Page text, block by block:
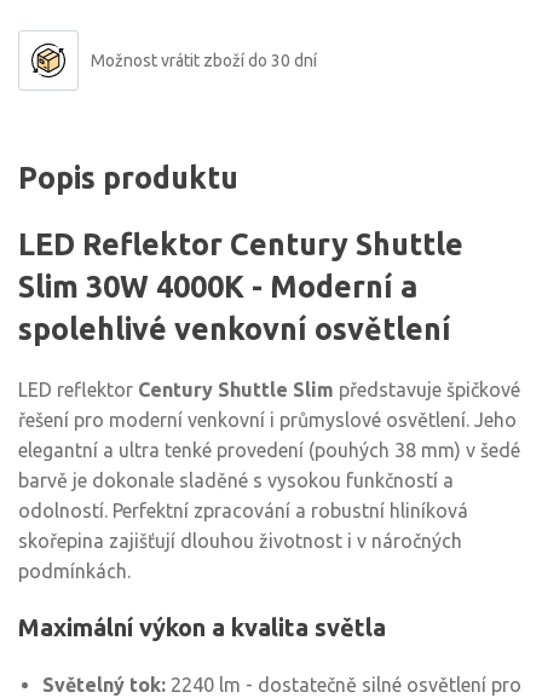
Možnost vrátit zboží do 30 dní
Popis produktu
LED Reflektor Century Shuttle
Slim 30W 4000K - Moderní a
spolehlivé venkovní osvětlení
LED reflektor Century Shuttle Slim představuje špičkové
řešení pro moderní venkovní i průmyslové osvětlení. Jeho
elegantní a ultra tenké provedení (pouhých 38 mm) v šedé
barvě je dokonale sladěné s vysokou funkčností a
odolností. Perfektní zpracování a robustní hliníková
skořepina zajišťují dlouhou životnost i v náročných
podmínkách.
Maximální výkon a kvalita světla
Světelný tok: 2240 lm - dostatečně silné osvětlení pro